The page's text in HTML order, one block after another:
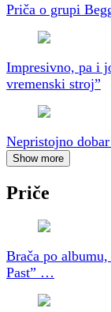
Priča o grupi
Impresivno, pa i
vremenski stroj”
Nepristojno
Show more
Priče
Brača po
Past” …